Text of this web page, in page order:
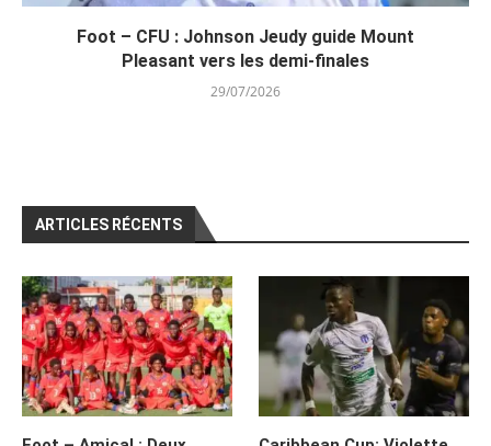
Foot – CFU : Johnson Jeudy guide Mount
Pleasant vers les demi-finales
29/07/2026
ARTICLES RÉCENTS